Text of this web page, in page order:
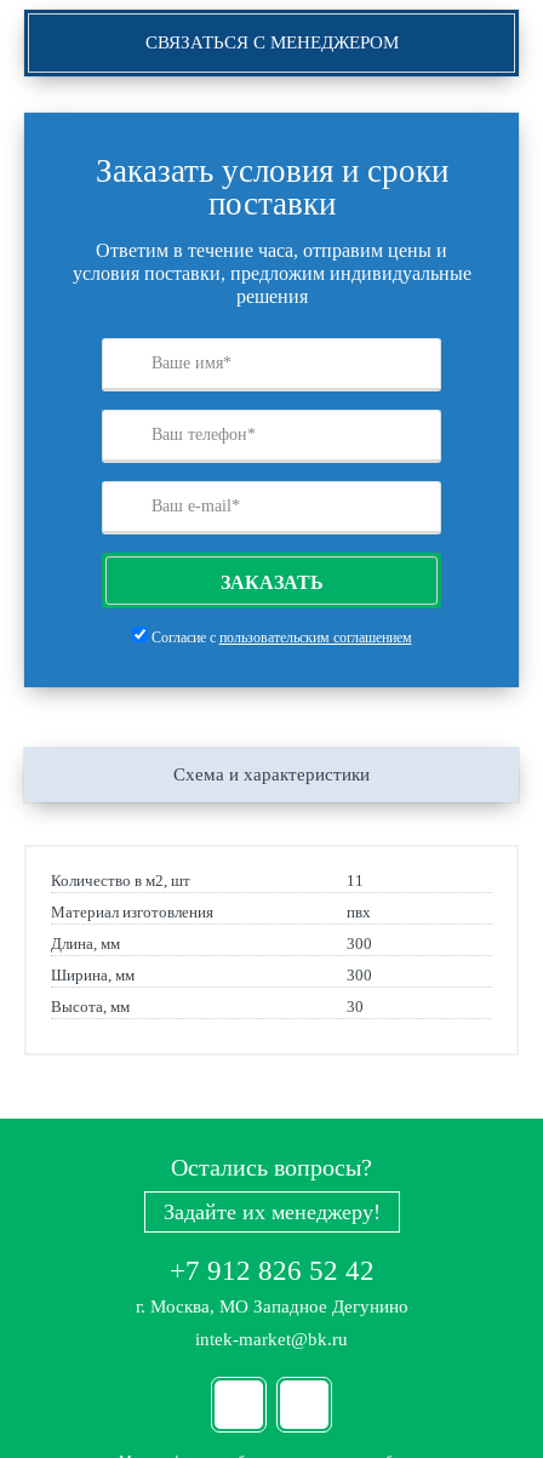
СВЯЗАТЬСЯ С МЕНЕДЖЕРОМ
Заказать условия и сроки
поставки
Ответим в течение часа, отправим цены и
условия поставки, предложим индивидуальные
решения
ЗАКАЗАТЬ
Согласие с пользовательским соглашением
Схема и характеристики
Количество в м2, шт
11
Материал изготовления
пвх
Длина, мм
300
Ширина, мм
300
Высота, мм
30
Остались вопросы?
Задайте их менеджеру!
+7 912 826 52 42
г. Москва, МО Западное Дегунино
intek-market@bk.ru